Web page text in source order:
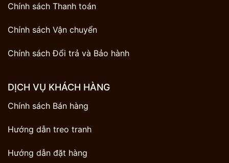
Chính sách Thanh toán
Chính sách Vận chuyển
Chính sách Đổi trả và Bảo hành
DỊCH VỤ KHÁCH HÀNG
Chính sách Bán hàng
Hướng dẫn treo tranh
Hướng dẫn đặt hàng